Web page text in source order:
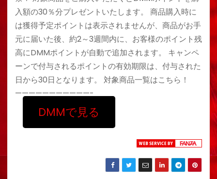
入額の30％分プレゼントいたします。 商品購入時に
は獲得予定ポイントは表示されませんが、商品がお手
元に届いた後、約2～3週間内に、お客様のポイント残
高にDMMポイントが自動で追加されます。 キャンペ
ーンで付与されるポイントの有効期限は、付与された
日から30日となります。 対象商品一覧はこちら！
———————————-
DMMで見る